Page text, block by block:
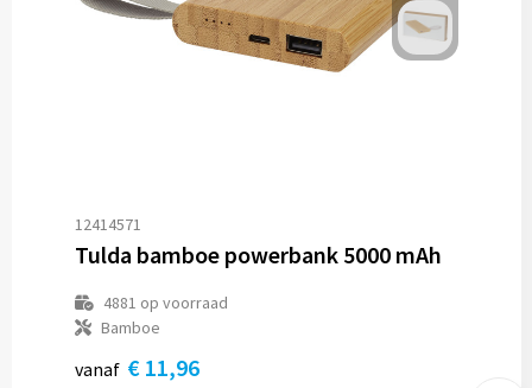
12414571
Tulda bamboe powerbank 5000 mAh
4881 op voorraad
Bamboe
vanaf € 11,96